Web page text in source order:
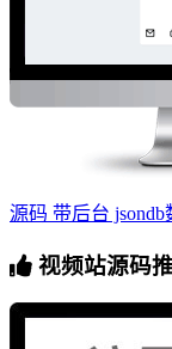
源码 带后台
视频站源码